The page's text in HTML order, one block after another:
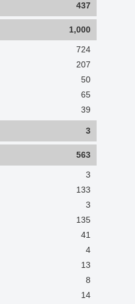
437
1,000
724
207
50
65
39
3
563
3
133
3
135
41
4
13
8
14